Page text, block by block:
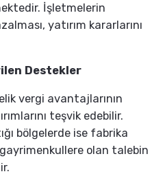
İşletmelerin
yatırım kararlarını
Destekler
vergi avantajlarının
teşvik edebilir.
bölgelerde ise fabrika
olan talebin